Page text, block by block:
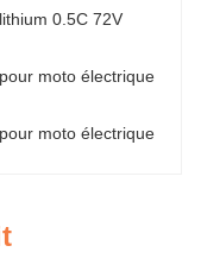
0.5C 72V
moto électrique
moto électrique